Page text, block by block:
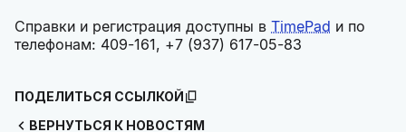
Справки и регистрация доступны в TimePad и по
телефонам: 409-161, +7 (937) 617-05-83
ВЕРНУТЬСЯ К НОВОСТЯМ
ПОДЕЛИТЬСЯ ССЫЛКОЙ